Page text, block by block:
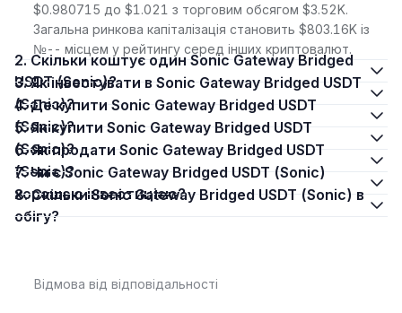
$0.980715 до $1.021 з торговим обсягом $3.52K.
Загальна ринкова капіталізація становить $803.16K із
№-- місцем у рейтингу серед інших криптовалют.
2. Скільки коштує один Sonic Gateway Bridged
USDT (Sonic)?
3. Як інвестувати в Sonic Gateway Bridged USDT
(Sonic)?
4. Де купити Sonic Gateway Bridged USDT
(Sonic)?
5. Як купити Sonic Gateway Bridged USDT
(Sonic)?
6. Як продати Sonic Gateway Bridged USDT
(Sonic)?
7. Чи є Sonic Gateway Bridged USDT (Sonic)
хорошою інвестицією?
8. Скільки Sonic Gateway Bridged USDT (Sonic) в
обігу?
Відмова від відповідальності